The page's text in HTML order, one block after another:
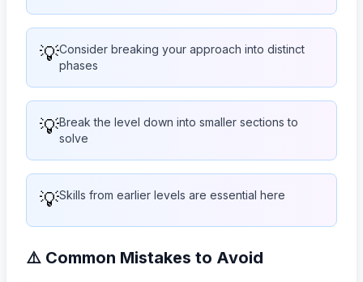
💡Consider breaking your approach into distinct
phases
💡Break the level down into smaller sections to
solve
💡Skills from earlier levels are essential here
⚠️ Common Mistakes to Avoid